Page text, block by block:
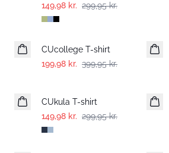
149,98 kr. 299,95 kr.
-50%
CUcollege T-shirt
199,98 kr. 399,95 kr.
CUkula T-shirt
149,98 kr. 299,95 kr.
-50%